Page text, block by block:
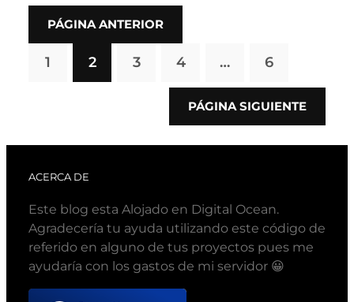
PÁGINA ANTERIOR
1 2 3 4 … 6
PÁGINA SIGUIENTE
ACERCA DE
Este blog esta Alojado en Digital Ocean.
Agradecería tu ayuda utilizando este código de
referido en alguno de tus proyectos pues me
ayudaría con los gastos de mi servidor 😀